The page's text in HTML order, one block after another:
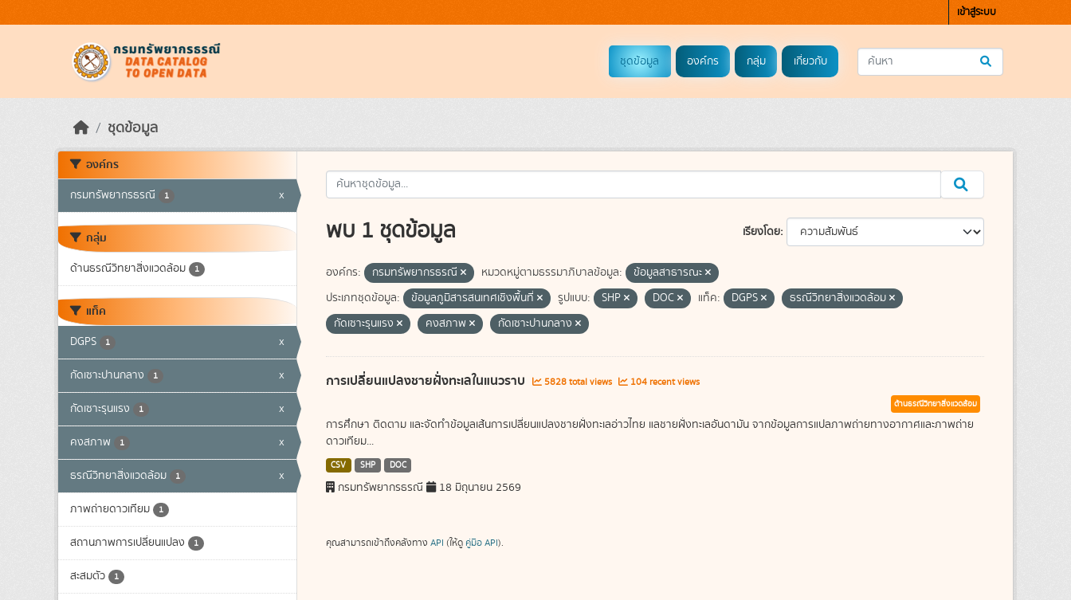
เข้าสู่ระบบ
ชุดข้อมูล องค์กร กลุ่ม เกี่ยวกับ
ชุดข้อมูล
องค์กร
กรมทรัพยากรธรณี 1 x
กลุ่ม
ด้านธรณีวิทยาสิ่งแวดล้อม 1
แท็ค
DGPS 1 x
กัดเซาะปานกลาง 1 x
กัดเซาะรุนแรง 1 x
คงสภาพ 1 x
ธรณีวิทยาสิ่งแวดล้อม 1 x
ภาพถ่ายดาวเทียม 1
สถานภาพการเปลี่ยนแปลง 1
สะสมตัว 1
เรียงโดย
พบ 1 ชุดข้อมูล
องค์กร: กรมทรัพยากรธรณี หมวดหมู่ตามธรรมาภิบาลข้อมูล:
ข้อมูลสาธารณะ
ประเภทชุดข้อมูล:
ข้อมูลภูมิสารสนเทศเชิงพื้นที่ รูปแบบ: SHP DOC แท็ค: DGPS
ธรณีวิทยาสิ่งแวดล้อม
กัดเซาะรุนแรง
คงสภาพ กัดเซาะปานกลาง
การเปลี่ยนแปลงชายฝั่งทะเลในแนวราบ 5828 total views 104 recent views
ด้านธรณีวิทยาสิ่งแวดล้อม
การศึกษา ติดตาม และจัดทำข้อมูลเส้นการเปลี่ยนแปลงชายฝั่งทะเลอ่าวไทย แลชายฝั่งทะเลอันดามัน จากข้อมูลการแปลภาพถ่ายทางอากาศและภาพถ่าย
ดาวเทียม...
CSV SHP DOC
กรมทรัพยากรธรณี 18 มิถุนายน 2569
คุณสามารถเข้าถึงคลังทาง API (ให้ดู คู่มือ API).